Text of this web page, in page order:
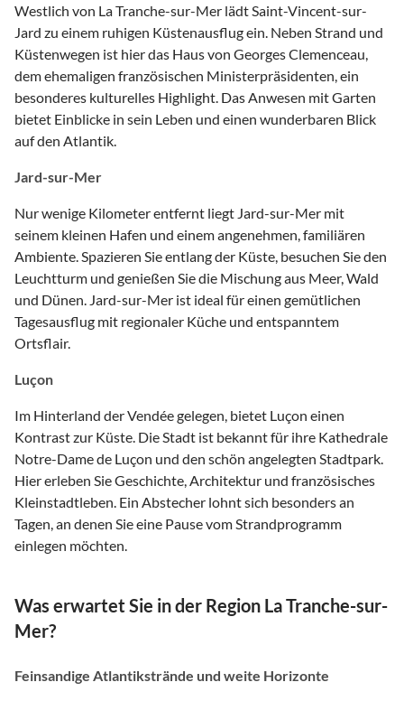
Westlich von La Tranche-sur-Mer lädt Saint-Vincent-sur-
Jard zu einem ruhigen Küstenausflug ein. Neben Strand und
Küstenwegen ist hier das Haus von Georges Clemenceau,
dem ehemaligen französischen Ministerpräsidenten, ein
besonderes kulturelles Highlight. Das Anwesen mit Garten
bietet Einblicke in sein Leben und einen wunderbaren Blick
auf den Atlantik.
Jard-sur-Mer
Nur wenige Kilometer entfernt liegt Jard-sur-Mer mit
seinem kleinen Hafen und einem angenehmen, familiären
Ambiente. Spazieren Sie entlang der Küste, besuchen Sie den
Leuchtturm und genießen Sie die Mischung aus Meer, Wald
und Dünen. Jard-sur-Mer ist ideal für einen gemütlichen
Tagesausflug mit regionaler Küche und entspanntem
Ortsflair.
Luçon
Im Hinterland der Vendée gelegen, bietet Luçon einen
Kontrast zur Küste. Die Stadt ist bekannt für ihre Kathedrale
Notre-Dame de Luçon und den schön angelegten Stadtpark.
Hier erleben Sie Geschichte, Architektur und französisches
Kleinstadtleben. Ein Abstecher lohnt sich besonders an
Tagen, an denen Sie eine Pause vom Strandprogramm
einlegen möchten.
Was erwartet Sie in der Region La Tranche-sur-
Mer?
Feinsandige Atlantikstrände und weite Horizonte